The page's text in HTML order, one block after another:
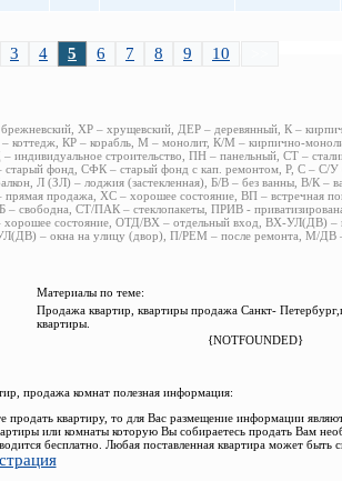
3 4 5 6 7 8 9 10
ХР – хрущевский, ДЕР – деревянный, К –
коттедж, КР – корабль, М – монолит, К/М – кирпично-
индивидуальное строительство, ПН – панельный, СТ –
фонд, СФК – старый фонд с кап. ремонтом, Р, С – С/У
Л (ЗЛ) – лоджия (застекленная), Б/В – без ванны, В/К –
продажа, ХС – хорошее состояние, ВП – встречная
– свободна, СТ/ПАК – стеклопакеты, ПРИВ -
хорошее состояние, ОТД/ВХ – отдельный вход, ВХ-УЛ(ДВ) –
– окна на улицу (двор), П/РЕМ – после ремонта, М/ДВ
Материалы по теме:
Продажа квартир, квартиры продажа Санкт-
квартиры.
{NOTFOUNDED}
продажа комнат полезная информация:
продать квартиру, то для Вас размещение информации
или комнаты которую Вы собираетесь продать Вам
бесплатно. Любая поставленная квартира может